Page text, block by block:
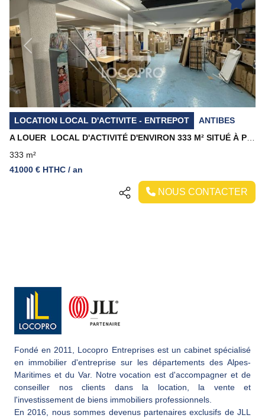
Previous Next
LOCATION LOCAL D'ACTIVITE - ENTREPOT
ANTIBES
333 m²
41000 € HTHC / an
NOUS CONTACTER
Fondé en 2011, Locopro Entreprises est un cabinet spécialisé
en immobilier d'entreprise sur les départements des Alpes-
Maritimes et du Var. Notre vocation est d'accompagner et de
conseiller nos clients dans la location, la vente et
l'investissement de biens immobiliers professionnels.
En 2016, nous sommes devenus partenaires exclusifs de JLL